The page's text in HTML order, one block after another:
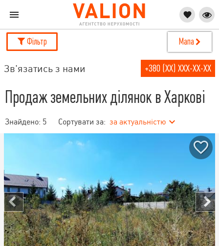
Фільтр Мапа
Зв'язатись з нами +380 (XX) XXX-XX-XX
Продаж земельних ділянок в Харкові
Знайдено: 5 Сортувати за: за актуальністю